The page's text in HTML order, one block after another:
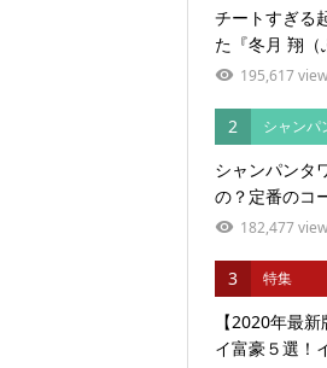
チートすぎる
た『冬月 翔
195,617
2 シャンパ
シャンパンタ
の？定番のコ
182,477
3 特集
【2020年最
イ富豪５選！